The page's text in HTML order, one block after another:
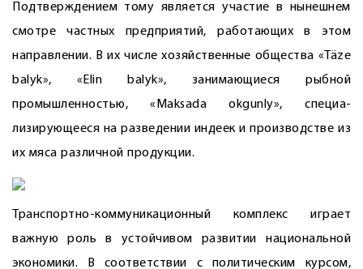
Подтверждением тому является участие в нынешнем
смотре частных предприятий, работающих в этом
направлении. В их числе хозяйственные общества «Täze
balyk», «Elin balyk», занимающиеся рыбной
промышленностью, «Maksada okgunly», специа­
лизирующееся на разведении индеек и производстве из
их мяса различной продукции.
Транспортно-коммуникационный комплекс играет
важную роль в устойчивом развитии национальной
экономики. В соответствии с политическим курсом,